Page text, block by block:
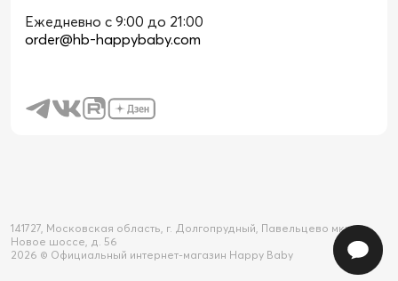
Ежедневно с 9:00 до 21:00
order@hb-happybaby.com
141727, Московская область, г. Долгопрудный, Павельцево мкр-н,
Новое шоссе, д. 56
2026 © Официальный интернет-магазин Happy Baby